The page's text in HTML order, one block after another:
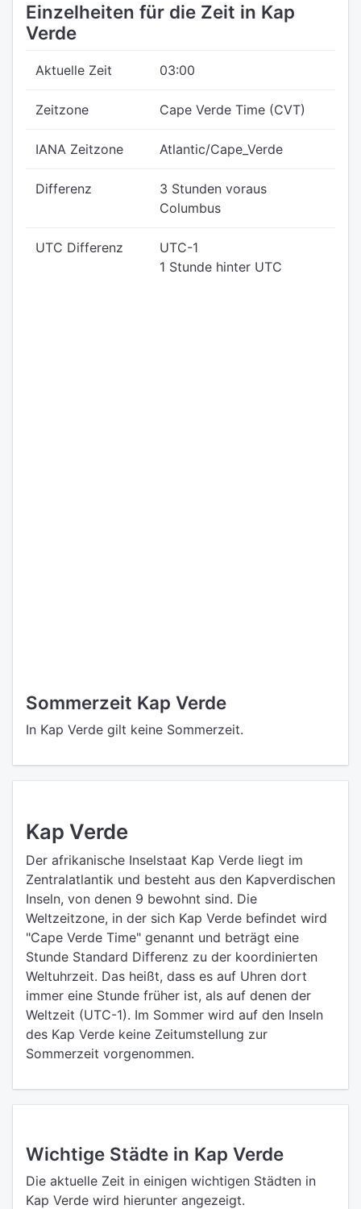
Einzelheiten für die Zeit in Kap
Verde
Aktuelle Zeit 03:00
Zeitzone Cape Verde Time (CVT)
IANA Zeitzone Atlantic/Cape_Verde
Differenz
3 Stunden voraus
Columbus
UTC Differenz
UTC-1
1 Stunde hinter UTC
Sommerzeit Kap Verde
In Kap Verde gilt keine Sommerzeit.
Kap Verde
Der afrikanische Inselstaat Kap Verde liegt im
Zentralatlantik und besteht aus den Kapverdischen
Inseln, von denen 9 bewohnt sind. Die
Weltzeitzone, in der sich Kap Verde befindet wird
"Cape Verde Time" genannt und beträgt eine
Stunde Standard Differenz zu der koordinierten
Weltuhrzeit. Das heißt, dass es auf Uhren dort
immer eine Stunde früher ist, als auf denen der
Weltzeit (UTC-1). Im Sommer wird auf den Inseln
des Kap Verde keine Zeitumstellung zur
Sommerzeit vorgenommen.
Wichtige Städte in Kap Verde
Die aktuelle Zeit in einigen wichtigen Städten in
Kap Verde wird hierunter angezeigt.